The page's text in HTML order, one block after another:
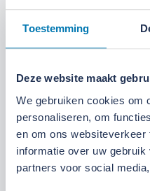
Toestemming
Deze website maakt
We gebruiken cookies om
personaliseren, om
en om ons
informatie over uw
partners voor social
Locatie EdeLocatie
Maandag t/m zaterdag
265555.Bekijk deze
07:00 tot 17:30 uur
07:30 tot 12:00 uur